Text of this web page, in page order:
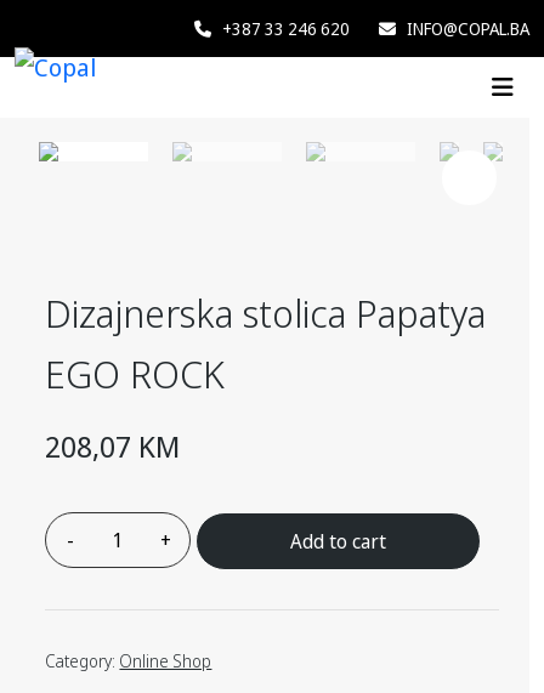
+387 33 246 620 INFO@COPAL.BA
Dizajnerska stolica Papatya
EGO ROCK
208,07 KM
Add to cart
Category: Online Shop